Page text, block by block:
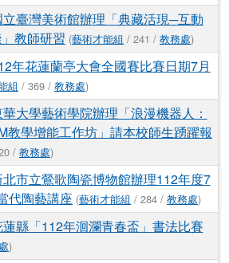
立臺灣美術館辦理「典藏活現─互動
教師研習 (藝術才能組 / 241 / 教務處)
年花蓮蘭亭大會全國賽比賽日期7月
組 / 369 / 教務處)
大學藝術學院辦理「浪漫機器人：
教學增能工作坊」請本校師生踴躍報
/ 教務處)
北市立鶯歌陶瓷博物館辦理112年度7
代陶藝講座 (藝術才能組 / 284 / 教務處)
縣「112年洄瀾青春盃」書法比賽
)